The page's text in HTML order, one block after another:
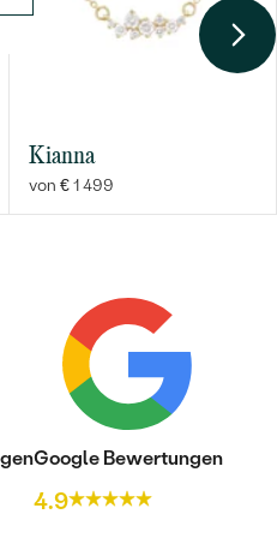
Im Labor hergestellt
0.08 ct
Im Labor hergestellt
Kianna
von € 1 499
Google Bewertungen
4.9